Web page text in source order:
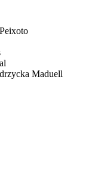
Maduell